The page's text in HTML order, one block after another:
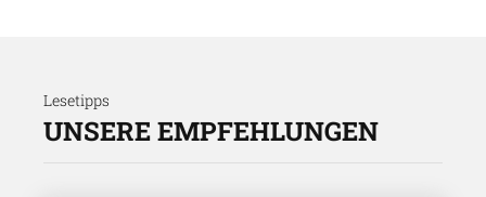
Lesetipps
UNSERE EMPFEHLUNGEN